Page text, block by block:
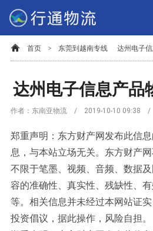
首页 > 东莞到越南专线 达州电子
达州电子信息产品
作者：东南亚物流 / 2019-10-10 09:38 /
郑重声明：东方财产网发布此信
息，与本站立场无关。东方财产
不限于笔墨、视频、音频、数据
容的准确性、真实性、残缺性、
等。相关信息并未经过本网站证
投资倡议，据此操作，风险自担。